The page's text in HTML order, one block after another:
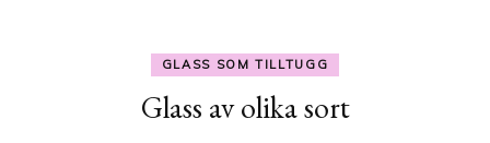
GLASS SOM TILLTUGG
Glass av olika sort